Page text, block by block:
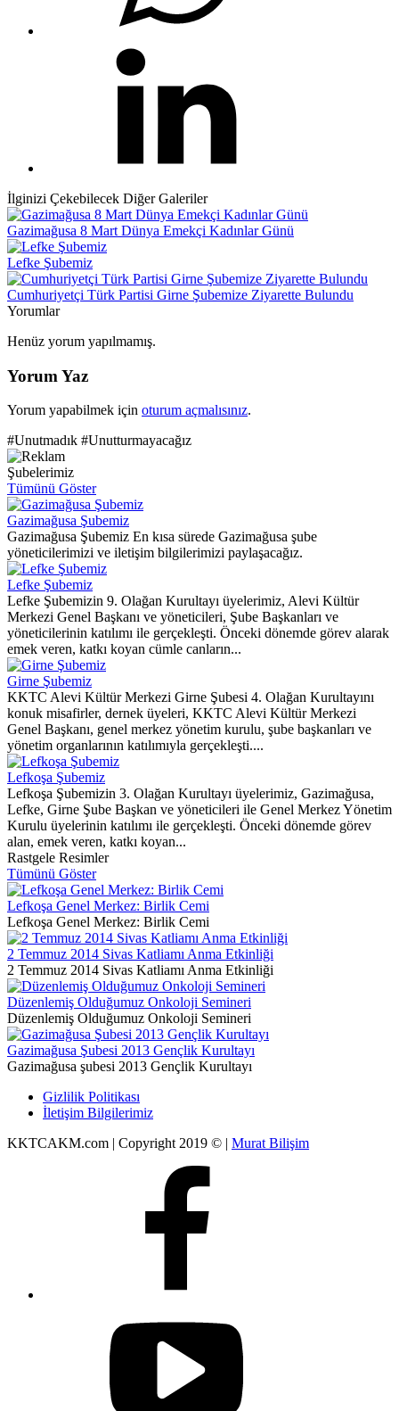
İlginizi Çekebilecek Diğer Galeriler
Gazimağusa 8 Mart Dünya Emekçi Kadınlar Günü
Lefke Şubemiz
Cumhuriyetçi Türk Partisi Girne Şubemize Ziyarette Bulundu
Yorumlar
Henüz yorum yapılmamış.
Yorum Yaz
Yorum yapabilmek için oturum açmalısınız.
#Unutmadık #Unutturmayacağız
Şubelerimiz
Tümünü Göster
Gazimağusa Şubemiz
Gazimağusa Şubemiz En kısa sürede Gazimağusa şube
yöneticilerimizi ve iletişim bilgilerimizi paylaşacağız.
Lefke Şubemiz
Lefke Şubemizin 9. Olağan Kurultayı üyelerimiz, Alevi Kültür
Merkezi Genel Başkanı ve yöneticileri, Şube Başkanları ve
yöneticilerinin katılımı ile gerçekleşti. Önceki dönemde görev alarak
emek veren, katkı koyan cümle canların...
Girne Şubemiz
KKTC Alevi Kültür Merkezi Girne Şubesi 4. Olağan Kurultayını
konuk misafirler, dernek üyeleri, KKTC Alevi Kültür Merkezi
Genel Başkanı, genel merkez yönetim kurulu, şube başkanları ve
yönetim organlarının katılımıyla gerçekleşti....
Lefkoşa Şubemiz
Lefkoşa Şubemizin 3. Olağan Kurultayı üyelerimiz, Gazimağusa,
Lefke, Girne Şube Başkan ve yöneticileri ile Genel Merkez Yönetim
Kurulu üyelerinin katılımı ile gerçekleşti. Önceki dönemde görev
alan, emek veren, katkı koyan...
Rastgele Resimler
Tümünü Göster
Lefkoşa Genel Merkez: Birlik Cemi
Lefkoşa Genel Merkez: Birlik Cemi
2 Temmuz 2014 Sivas Katliamı Anma Etkinliği
2 Temmuz 2014 Sivas Katliamı Anma Etkinliği
Düzenlemiş Olduğumuz Onkoloji Semineri
Düzenlemiş Olduğumuz Onkoloji Semineri
Gazimağusa Şubesi 2013 Gençlik Kurultayı
Gazimağusa şubesi 2013 Gençlik Kurultayı
Gizlilik Politikası
İletişim Bilgilerimiz
KKTCAKM.com | Copyright 2019 © | Murat Bilişim